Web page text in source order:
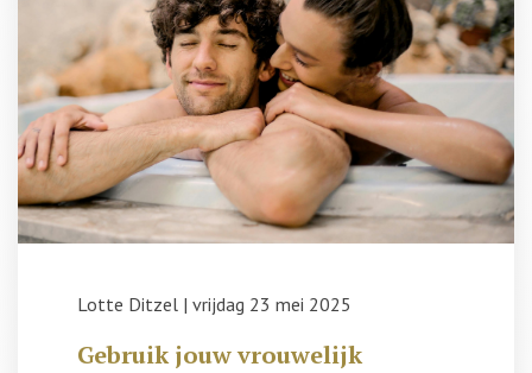
Lotte Ditzel | vrijdag 23 mei 2025
Gebruik jouw vrouwelijk